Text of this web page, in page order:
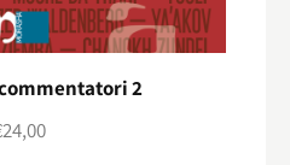
2
24,00